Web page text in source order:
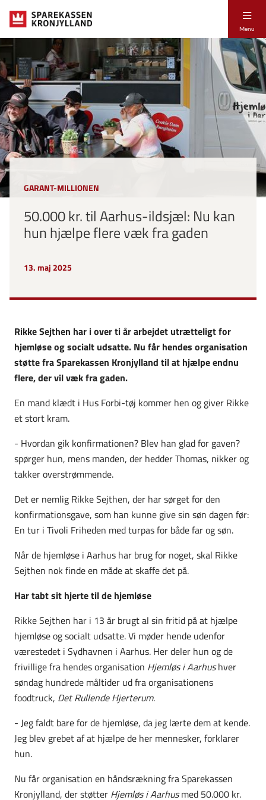
Menu
GARANT-MILLIONEN
50.000 kr. til Aarhus-ildsjæl: Nu kan
hun hjælpe flere væk fra gaden
13. maj 2025
Rikke Sejthen har i over ti år arbejdet utrætteligt for
hjemløse og socialt udsatte. Nu får hendes organisation
støtte fra Sparekassen Kronjylland til at hjælpe endnu
flere, der vil væk fra gaden.
En mand klædt i Hus Forbi-tøj kommer hen og giver Rikke
et stort kram.
- Hvordan gik konfirmationen? Blev han glad for gaven?
spørger hun, mens manden, der hedder Thomas, nikker og
takker overstrømmende.
Det er nemlig Rikke Sejthen, der har sørget for den
konfirmationsgave, som han kunne give sin søn dagen før:
En tur i Tivoli Friheden med turpas for både far og søn.
Når de hjemløse i Aarhus har brug for noget, skal Rikke
Sejthen nok finde en måde at skaffe det på.
Har tabt sit hjerte til de hjemløse
Rikke Sejthen har i 13 år brugt al sin fritid på at hjælpe
hjemløse og socialt udsatte. Vi møder hende udenfor
værestedet i Sydhavnen i Aarhus. Her deler hun og de
frivillige fra hendes organisation Hjemløs i Aarhushver
søndag hundrede måltider ud fra organisationens
foodtruck, Det Rullende Hjerterum.
- Jeg faldt bare for de hjemløse, da jeg lærte dem at kende.
Jeg blev grebet af at hjælpe de her mennesker, forklarer
hun.
Nu får organisation en håndsrækning fra Sparekassen
Kronjylland, der støtter Hjemløs i Aarhusmed 50.000 kr.